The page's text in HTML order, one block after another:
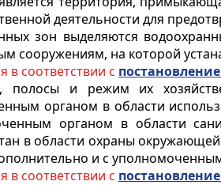
деятельности для
зон выделяются
сооружениям, на которой
в соответствии с
полосы и режим их
органом в области
органом в области
в области охраны
и с
в соответствии с